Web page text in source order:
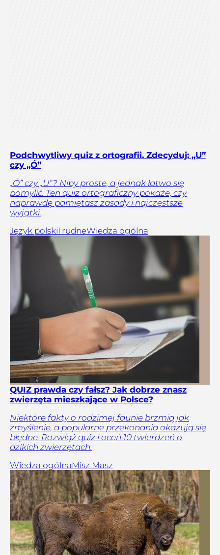
Podchwytliwy quiz z ortografii. Zdecyduj: „U”
czy „Ó”
„Ó” czy „U”? Niby proste, a jednak łatwo się
pomylić. Ten quiz ortograficzny pokaże, czy
naprawdę pamiętasz zasady i najczęstsze
wyjątki.
Język polskiTrudneWiedza ogólna
QUIZ prawda czy fałsz? Jak dobrze znasz
zwierzęta mieszkające w Polsce?
Niektóre fakty o rodzimej faunie brzmią jak
zmyślenie, a popularne przekonania okazują się
błędne. Rozwiąż quiz i oceń 10 twierdzeń o
dzikich zwierzętach.
Wiedza ogólnaMisz Masz